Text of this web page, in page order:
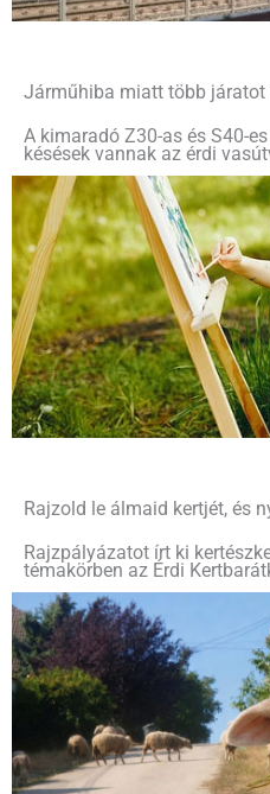
Járműhiba miatt több járatot
A kimaradó Z30-as és S40-
késések vannak az érdi
Rajzold le álmaid kertjét, és
Rajzpályázatot írt ki
témakörben az Érdi